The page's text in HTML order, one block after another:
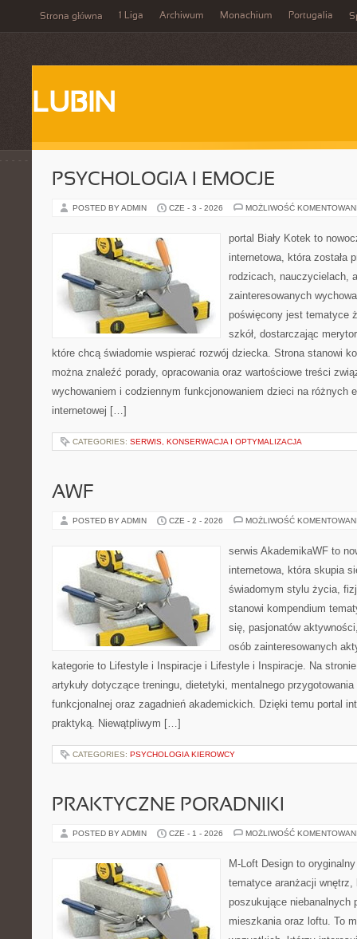
Strona główna 1 Liga Archiwum Monachium Portugalia
LUBIN
PSYCHOLOGIA I EMOCJE
POSTED BY ADMIN CZE - 3 - 2026 MOŻLIWOŚĆ
portal Biały Kotek to
internetowa, która została
rodzicach, nauczycielach,
zainteresowanych
poświęcony jest tematyce
szkół, dostarczając
które chcą świadomie wspierać rozwój dziecka. Strona stanowi
można znaleźć porady, opracowania oraz wartościowe treści
wychowaniem i codziennym funkcjonowaniem dzieci na różnych
internetowej […]
CATEGORIES: SERWIS, KONSERWACJA I OPTYMALIZACJA
AWF
POSTED BY ADMIN CZE - 2 - 2026 MOŻLIWOŚĆ
serwis AkademikaWF to
internetowa, która skupia
świadomym stylu życia,
stanowi kompendium
się, pasjonatów
osób zainteresowanych
kategorie to Lifestyle i Inspiracje i Lifestyle i Inspiracje. Na
artykuły dotyczące treningu, dietetyki, mentalnego
funkcjonalnej oraz zagadnień akademickich. Dzięki temu portal
praktyką. Niewątpliwym […]
CATEGORIES: PSYCHOLOGIA KIEROWCY
PRAKTYCZNE PORADNIKI
POSTED BY ADMIN CZE - 1 - 2026 MOŻLIWOŚĆ
M-Loft Design to
tematyce aranżacji
poszukujące niebanalnych
mieszkania oraz loftu. To